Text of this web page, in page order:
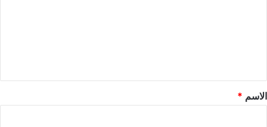
*
الاسم *